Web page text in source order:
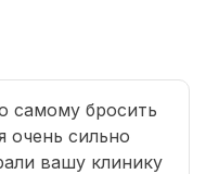
самому бросить
очень сильно
вашу клинику